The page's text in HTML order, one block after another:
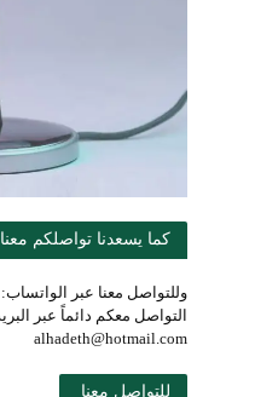
كما يسعدنا تواصلكم معنا
alhadeth@hotmail.com
للتواصل معنا